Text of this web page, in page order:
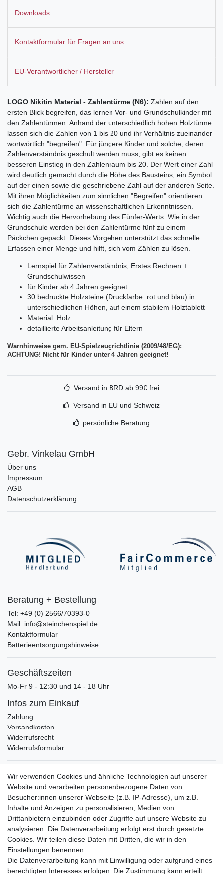
Downloads
Kontaktformular für Fragen an uns
EU-Verantwortlicher / Hersteller
LOGO Nikitin Material - Zahlentürme (N6): Zahlen auf den
ersten Blick begreifen, das lernen Vor- und Grundschulkinder mit
den Zahlentürmen. Anhand der unterschiedlich hohen Holztürme
lassen sich die Zahlen von 1 bis 20 und ihr Verhältnis zueinander
wortwörtlich "begreifen". Für jüngere Kinder und solche, deren
Zahlenverständnis geschult werden muss, gibt es keinen
besseren Einstieg in den Zahlenraum bis 20. Der Wert einer Zahl
wird deutlich gemacht durch die Höhe des Bausteins, ein Symbol
auf der einen sowie die geschriebene Zahl auf der anderen Seite.
Mit ihren Möglichkeiten zum sinnlichen "Begreifen" orientieren
sich die Zahlentürme an wissenschaftlichen Erkenntnissen.
Wichtig auch die Hervorhebung des Fünfer-Werts. Wie in der
Grundschule werden bei den Zahlentürme fünf zu einem
Päckchen gepackt. Dieses Vorgehen unterstützt das schnelle
Erfassen einer Menge und hilft, sich vom Zählen zu lösen.
Lernspiel für Zahlenverständnis, Erstes Rechnen +
Grundschulwissen
für Kinder ab 4 Jahren geeignet
30 bedruckte Holzsteine (Druckfarbe: rot und blau) in
unterschiedlichen Höhen, auf einem stabilem Holztablett
Material: Holz
detaillierte Arbeitsanleitung für Eltern
Warnhinweise gem. EU-Spielzeugrichtlinie (2009/48/EG):
ACHTUNG! Nicht für Kinder unter 4 Jahren geeignet!
Versand in BRD ab 99€ frei
Versand in EU und Schweiz
persönliche Beratung
Gebr. Vinkelau GmbH
Über uns
Impressum
AGB
Datenschutzerklärung
Beratung + Bestellung
Tel: +49 (0) 2566/70393-0
Mail: info@steinchenspiel.de
Kontaktformular
Batterieentsorgungshinweise
Geschäftszeiten
Mo-Fr 9 - 12:30 und 14 - 18 Uhr
Infos zum Einkauf
Zahlung
Versandkosten
Widerrufsrecht
Widerrufsformular
Verpackungslizenz
bei der Landbell AG
Zahlungsarten
Vorabüberweisung
Rechnungskauf
Zahlung bei Abholung
PayPal (inkl. Kreditkarten)
Wir verwenden Cookies und ähnliche Technologien auf unserer
Website und verarbeiten personenbezogene Daten von
Besucher:innen unserer Webseite (z.B. IP-Adresse), um z.B.
Inhalte und Anzeigen zu personalisieren, Medien von
Drittanbietern einzubinden oder Zugriffe auf unsere Website zu
analysieren. Die Datenverarbeitung erfolgt erst durch gesetzte
Cookies. Wir teilen diese Daten mit Dritten, die wir in den
Einstellungen benennen.
Die Datenverarbeitung kann mit Einwilligung oder aufgrund eines
berechtigten Interesses erfolgen. Die Zustimmung kann erteilt